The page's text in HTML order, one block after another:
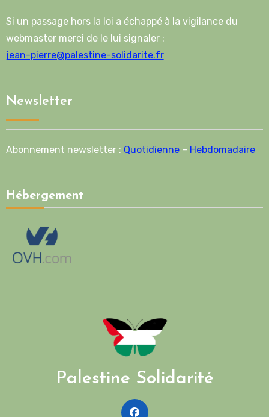
Si un passage hors la loi a échappé à la vigilance du
webmaster merci de le lui signaler :
jean-pierre@palestine-solidarite.fr
Newsletter
Abonnement newsletter : Quotidienne– Hebdomadaire
Hébergement
Palestine Solidarité